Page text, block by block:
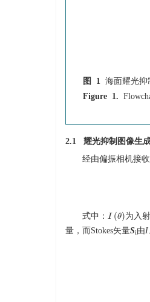
图 1
海面耀光抑
Figure 1.
2.1 耀光抑制图像生
经由偏振相机接
式中： I (θ)
I( θ) 为入
量，而Stokes矢量Si由I